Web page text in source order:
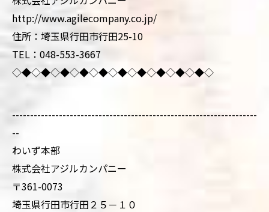
http://www.agilecompany.co.jp/
住所：埼玉県行田市行田25-10
TEL：048-553-3667
◇◆◇◆◇◆◇◆◇◆◇◆◇◆◇◆◇◆◇◆◇
--------------------------------------------------------------------
--
わいず本部
株式会社アジルカンパニー
〒361-0073
埼玉県行田市行田２５－１０